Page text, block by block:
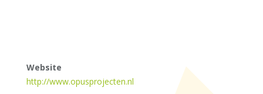
Website
http://www.opusprojecten.nl